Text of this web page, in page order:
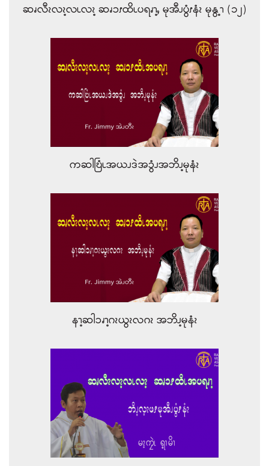
ဆၧလီၩလၩ့လၬလၩ့ ဆၧၥၭထိၬပရၧၫ့ႇ မုအီၪပွံၭနံၩ မုနွ့ၫ (၁၂)
ကဆါဎြံၬအယၪဒဲအၥွံၪအဘိၪ့မုနံၩ
နၫ့ဆါၥၧၫ့ဂၩယွၩလဂၩ အဘိၪ့မုနံၩ